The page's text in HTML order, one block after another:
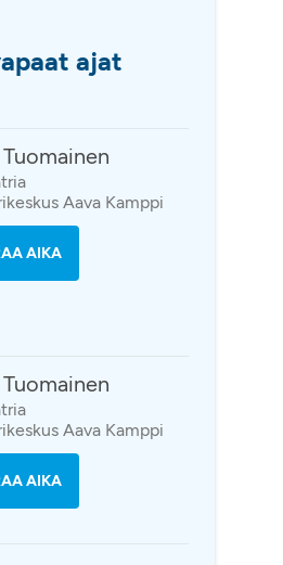
ajat
Aava Kamppi
AIKA
Aava Kamppi
AIKA